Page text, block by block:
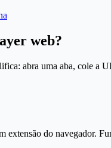
web?
abra uma aba, cole a
extensão do navegador.